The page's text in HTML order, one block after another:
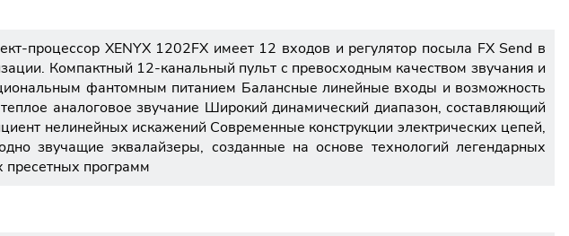
процессор XENYX 1202FX имеет 12 входов и регулятор посыла FX Send в
Компактный 12-канальный пульт с превосходным качеством звучания и
фантомным питанием Балансные линейные входы и возможность
аналоговое звучание Широкий динамический диапазон, составляющий
нелинейных искажений Современные конструкции электрических цепей,
звучащие эквалайзеры, созданные на основе технологий легендарных
пресетных программ